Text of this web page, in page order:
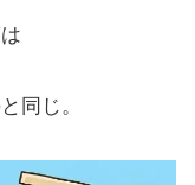
同じ。